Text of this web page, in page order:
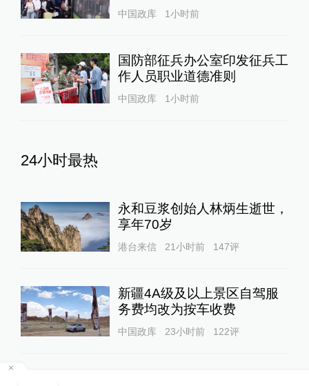
中国政库 1小时前
国防部征兵办公室印发征兵工
作人员职业道德准则
中国政库 1小时前
24小时最热
永和豆浆创始人林炳生逝世，
享年70岁
港台来信 21小时前 147评
新疆4A级及以上景区自驾服
务费均改为按车收费
中国政库 23小时前 122评